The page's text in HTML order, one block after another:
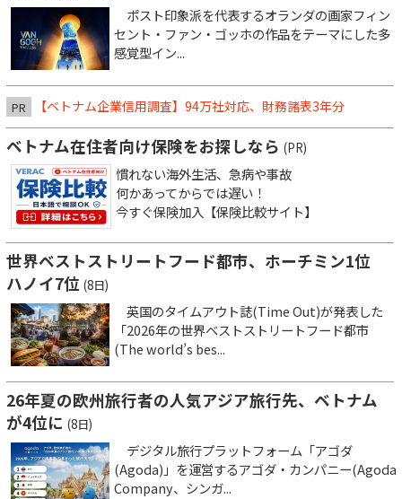
ポスト印象派を代表するオランダの画家フィン
セント・ファン・ゴッホの作品をテーマにした多
感覚型イン...
PR 【ベトナム企業信用調査】94万社対応、財務諸表3年分
ベトナム在住者向け保険をお探しなら (PR)
慣れない海外生活、急病や事故
何かあってからでは遅い！
今すぐ保険加入【保険比較サイト】
世界ベストストリートフード都市、ホーチミン1位
ハノイ7位 (8日)
英国のタイムアウト誌(Time Out)が発表した
「2026年の世界ベストストリートフード都市
(The world’s bes...
26年夏の欧州旅行者の人気アジア旅行先、ベトナム
が4位に (8日)
デジタル旅行プラットフォーム「アゴダ
(Agoda)」を運営するアゴダ・カンパニー(Agoda
Company、シンガ...